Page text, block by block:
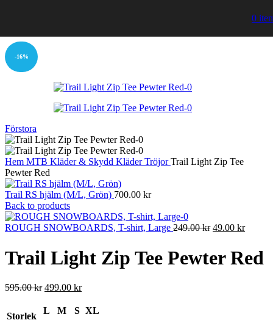
0
-16%
Förstora
Hem MTB Kläder & Skydd KläderTröjorTrail Light Zip Tee
Pewter Red
Trail RS hjälm (M/L, Grön) 700.00 kr
Back to products
ROUGH SNOWBOARDS, T-shirt, Large 249.00kr Det
var:
49.00 krDet
priset
är:
Trail Light Zip Tee Pewter Red
595.00kr Det
priset
499.00 krDet
priset
Storlek
L M S XL